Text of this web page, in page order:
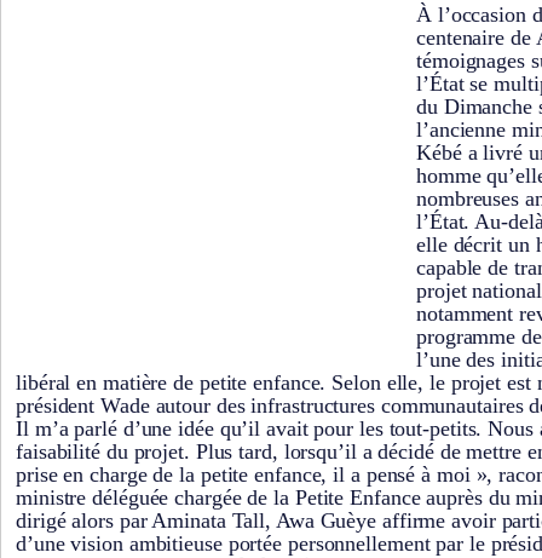
À l’occasion
centenaire de
témoignages
l’État se
du Dimanche
l’ancienne
Kébé a livré
homme
nombreuses
l’État. Au-
elle décrit un
capable de
projet
notamment
programme
l’une des
libéral en matière de petite enfance. Selon elle, le projet est
président Wade autour des infrastructures communautaires
Il m’a parlé d’une idée qu’il avait pour les tout-petits. Nous
faisabilité du projet. Plus tard, lorsqu’il a décidé de mettre
prise en charge de la petite enfance, il a pensé à moi »,
ministre déléguée chargée de la Petite Enfance auprès du
dirigé alors par Aminata Tall, Awa Guèye affirme avoir
d’une vision ambitieuse portée personnellement par le